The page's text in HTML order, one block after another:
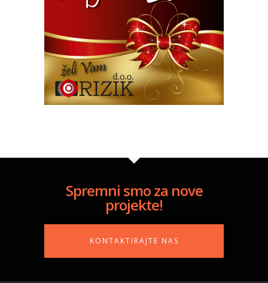
Spremni smo za nove
projekte!
KONTAKTIRAJTE NAS